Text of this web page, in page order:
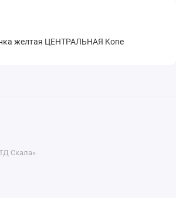
желтая ЦЕНТРАЛЬНАЯ Kone
Скала»